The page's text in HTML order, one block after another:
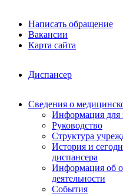
Написать обращение
Вакансии
Карта сайта
Диспансер
Сведения о
Информация для
Руководство
Структура
История и
диспансера
Информация об
деятельности
События